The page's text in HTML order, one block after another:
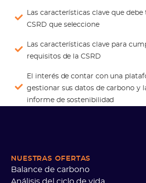
Las características clave que
CSRD que seleccione
Las características clave para
requisitos de la CSRD
El interés de contar con una
gestionar sus datos de carbono y
informe de sostenibilidad
NUESTRAS OFERTAS
Balance de carbono